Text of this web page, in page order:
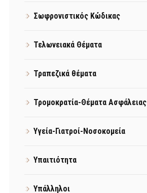
Σωφρονιστικός Κώδικας
Τελωνειακά Θέματα
Τραπεζικά θέματα
Τρομοκρατία-Θέματα Ασφάλειας
Υγεία-Γιατροί-Νοσοκομεία
Υπαιτιότητα
Υπάλληλοι